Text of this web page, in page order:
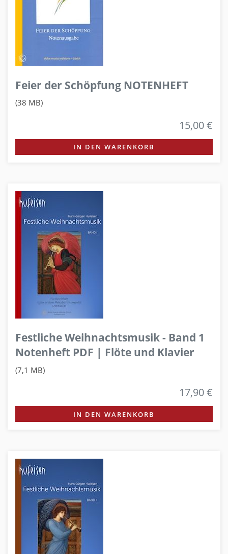
Feier der Schöpfung NOTENHEFT
(38 MB)
15,00 €
IN DEN WARENKORB
Festliche Weihnachtsmusik - Band 1
Notenheft PDF | Flöte und Klavier
(7,1 MB)
17,90 €
IN DEN WARENKORB